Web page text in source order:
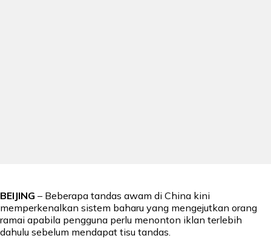
BEIJING – Beberapa tandas awam di China kini
memperkenalkan sistem baharu yang mengejutkan orang
ramai apabila pengguna perlu menonton iklan terlebih
dahulu sebelum mendapat tisu tandas.